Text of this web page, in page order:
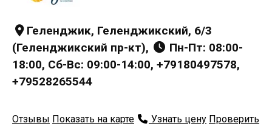
Геленджик, Геленджикский, 6/3
(Геленджикский пр-кт),
Пн-Пт: 08:00-
18:00, Сб-Вс: 09:00-14:00, +79180497578,
+79528265544
Отзывы Показать на карте Узнать цену Проверить